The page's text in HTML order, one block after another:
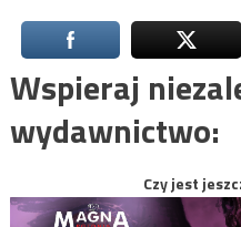
Wspieraj
wydawnictwo:
Czy jest